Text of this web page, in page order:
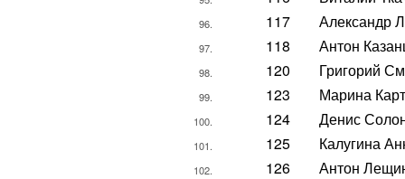
96. 117 Александр
97. 118 Антон
98. 120 Григорий
99. 123 Марина
100. 124 Денис
101. 125 Калугина
102. 126 Антон